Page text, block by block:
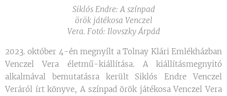
Siklós Endre: A színpad
örök játékosa Venczel
Vera. Fotó: Ilovszky Árpád
2023. október 4-én megnyílt a Tolnay Klári Emlékházban
Venczel Vera életmű-kiállítása. A kiállításmegnyitó
alkalmával bemutatásra került Siklós Endre Venczel
Veráról írt könyve, A színpad örök játékosa Venczel Vera